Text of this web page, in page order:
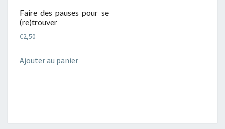
Faire des pauses pour se
(re)trouver
€2,50
Ajouter au panier